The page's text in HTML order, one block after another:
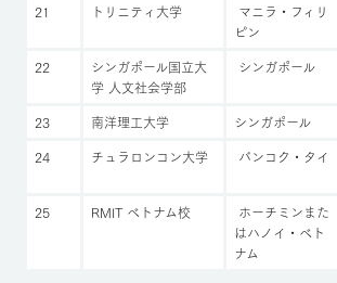
21 トリニティ大学
マニラ・フィリ
ピン
22
シンガポール国立大
学 人文社会学部
シンガポール
23 南洋理工大学 シンガポール
24
チュラロンコン大学 バンコク・タイ
25
RMIT ベトナム校
ホーチミンまた
はハノイ・ベト
ナム